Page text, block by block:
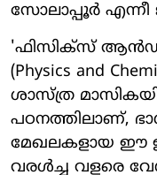
സോലാപ്പൂർ എന്നീ
'ഫിസിക്സ് ആൻഡ്
(Physics and
ശാസ്ത്ര
പഠനത്തിലാണ്,
മേഖലകളായ ഈ
വരൾച്ച വളരെ